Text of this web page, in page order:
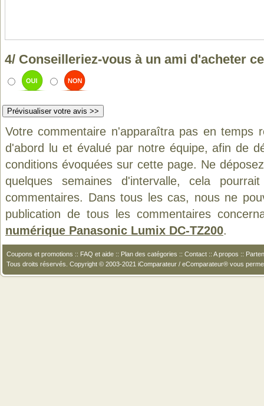
4/ Conseilleriez-vous à un ami d'acheter
Votre commentaire n'apparaîtra pas en temps
d'abord lu et évalué par notre équipe, afin de
conditions évoquées sur cette page. Ne
quelques semaines d'intervalle, cela
commentaires. Dans tous les cas, nous ne
publication de tous les commentaires
numérique Panasonic Lumix DC-TZ200.
Coupons et promotions :: FAQ et aide :: Plan des catégories :: Contact :: A propos ::
Tous droits réservés. Copyright © 2003-2021 iComparateur / eComparateur® vous